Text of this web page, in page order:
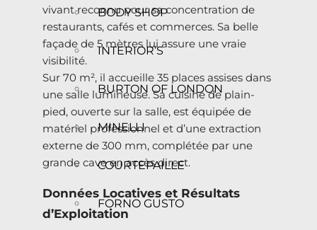
BODY SHOP
INTERIOR’S
BURTON OF LONDON
MINELLI
COURTEPAILLE
FORNO GUSTO
vivant reconnu pour sa concentration de
restaurants, cafés et commerces. Sa belle
façade de 5 mètres lui assure une vraie
visibilité.
Sur 70 m², il accueille 35 places assises dans
une salle lumineuse. Sa cuisine de plain-
pied, ouverte sur la salle, est équipée de
matériel professionnel et d’une extraction
externe de 300 mm, complétée par une
grande cave en accès direct.
Données Locatives et Résultats
d’Exploitation